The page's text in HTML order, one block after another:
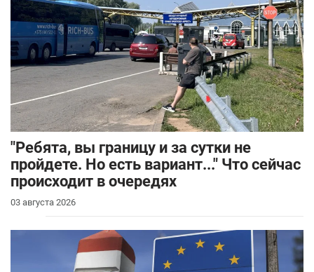
"Ребята, вы границу и за сутки не
пройдете. Но есть вариант..." Что сейчас
происходит в очередях
03 августа 2026